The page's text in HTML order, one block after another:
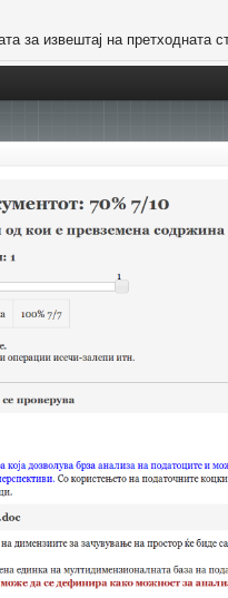
за извештај на претходната